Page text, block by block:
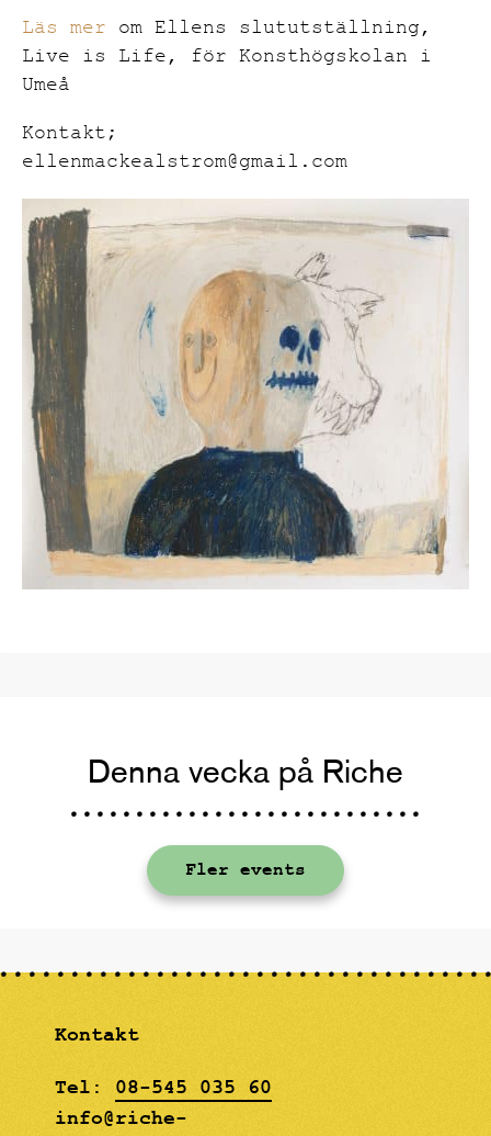
Läs mer om Ellens slututställning,
Live is Life, för Konsthögskolan i
Umeå
Kontakt;
ellenmackealstrom@gmail.com
Denna vecka på Riche
Fler events
Kontakt
Tel: 08-545 035 60
info@riche-